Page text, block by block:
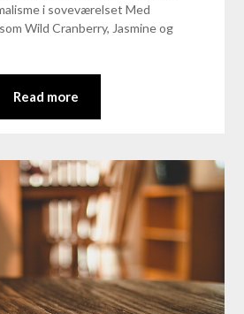
i soveværelset Med
Wild Cranberry, Jasmine og
Read more